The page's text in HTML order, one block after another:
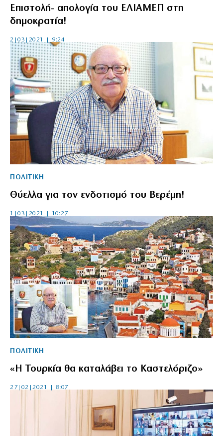
Επιστολή- απολογία του ΕΛΙΑΜΕΠ στη
δημοκρατία!
2|03|2021 | 9:24
ΠΟΛΙΤΙΚΗ
Θύελλα για τον ενδοτισμό του Βερέμη!
1|03|2021 | 10:27
ΠΟΛΙΤΙΚΗ
«Η Τουρκία θα καταλάβει το Καστελόριζο»
27|02|2021 | 8:07